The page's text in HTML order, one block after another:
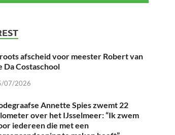
afscheid voor meester Robert van
Da Costaschool
07/2026
Annette Spies zwemt 22
over het IJsselmeer: “Ik zwem
iedereen die met een